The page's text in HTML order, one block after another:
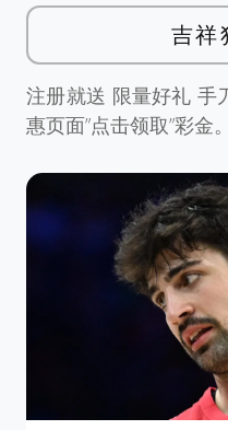
吉祥
注册就送 限量好礼 手
惠页面”点击领取”彩金。